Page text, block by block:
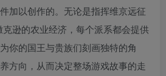
加以创作的。无论是指挥维京远征
逊的农业经济，每个派系都会提供
你的国王与贵族们刻画独特的角
方向，从而决定整场游戏故事的走